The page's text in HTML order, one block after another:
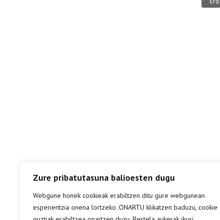
Zure pribatutasuna balioesten dugu
Webgune honek cookieak erabiltzen ditu gure webgunean
esperientzia onena lortzeko. ONARTU klikatzen baduzu, cookie